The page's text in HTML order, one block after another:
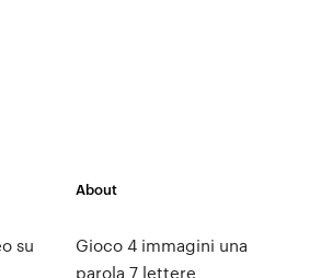
su
About
Gioco 4 immagini una
parola 7 lettere